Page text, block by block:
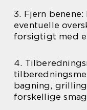
3. Fjern
eventuelle
forsigtigt med
4.
bagning,
forskellige